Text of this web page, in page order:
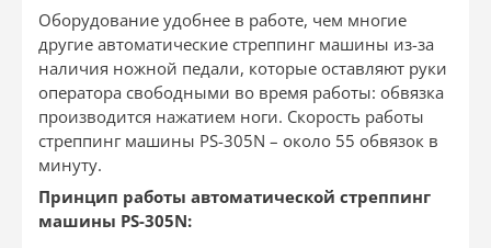
Оборудование удобнее в работе, чем многие
другие автоматические стреппинг машины из-за
наличия ножной педали, которые оставляют руки
оператора свободными во время работы: обвязка
производится нажатием ноги. Скорость работы
стреппинг машины PS-305N – около 55 обвязок в
минуту.
Принцип работы автоматической стреппинг
машины PS-305N: